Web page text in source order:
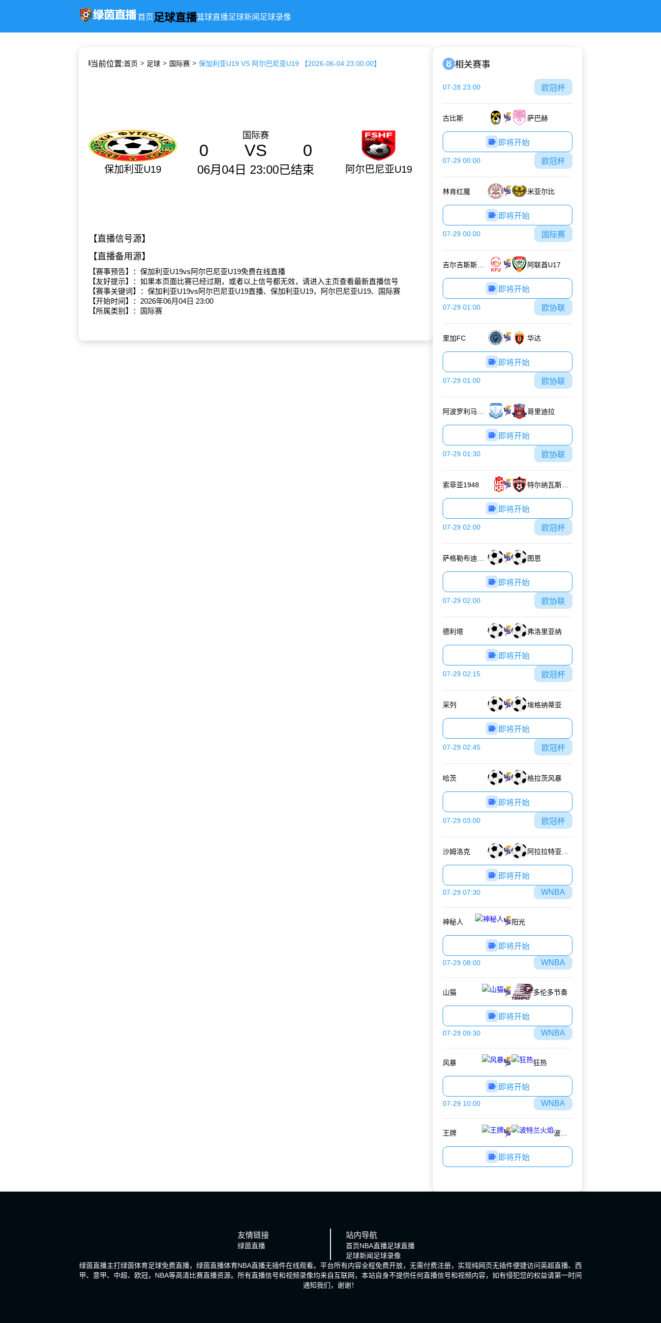
首页足球直播篮球直播足球新闻 足球录像
当前位置:首页 足球 国际赛 保加利亚U19 VS 阿尔巴尼亚U19 【2026-06-04 23:00:00】
保加利亚U19
国际赛
0 VS 0
06月04日 23:00已结束 阿尔巴尼亚U19
【直播信号源】
【直播备用源】
【赛事预告】：保加利亚U19vs阿尔巴尼亚U19免费在线直播
【友好提示】：如果本页面比赛已经过期，或者以上信号都无效，请进入主页查看最新直播信号
【赛事关键词】：保加利亚U19vs阿尔巴尼亚U19直播、保加利亚U19，阿尔巴尼亚U19、国际赛
【开始时间】：2026年06月04日 23:00
【所属类别】：国际赛
相关赛事
07-28 23:00 欧冠杯
古比斯 萨巴赫
即将开始
07-29 00:00 欧冠杯
林肯红魔 米亚尔比
即将开始
07-29 00:00 国际赛
阿联酋U17
即将开始
07-29 01:00 欧协联
里加FC 华达
即将开始
07-29 01:00 欧协联
哥里迪拉
即将开始
07-29 01:30 欧协联
索菲亚1948 特尔纳瓦斯巴达克
即将开始
07-29 02:00 欧冠杯
图恩
即将开始
07-29 02:00 欧协联
德利塔 弗洛里亚纳
即将开始
07-29 02:15 欧冠杯
采列 埃格纳蒂亚
即将开始
07-29 02:45 欧冠杯
哈茨 格拉茨风暴
即将开始
07-29 03:00 欧冠杯
沙姆洛克
即将开始
07-29 07:30 WNBA
神秘人
即将开始
07-29 08:00 WNBA
山猫 多伦多节奏
即将开始
07-29 09:30 WNBA
风暴 狂热
即将开始
07-29 10:00 WNBA
王牌 波特兰火焰
即将开始
友情链接
绿茵直播
站内导航
首页NBA直播足球直播
足球新闻 足球录像
绿茵直播主打绿茵体育足球免费直播，绿茵直播体育NBA直播无插件在线观看。平台所有内容全程免费开放，无需付费注册，实现纯网页无插件便捷访问英超直播、西
甲、意甲、中超、欧冠，NBA等高清比赛直播资源。所有直播信号和视频录像均来自互联网，本站自身不提供任何直播信号和视频内容，如有侵犯您的权益请第一时间
通知我们，谢谢！